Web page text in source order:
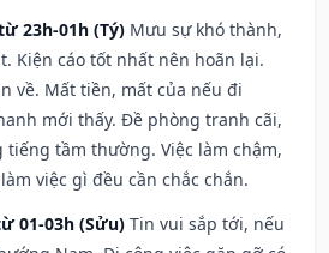
23h-01h (Tý) Mưu sự khó thành,
Kiện cáo tốt nhất nên hoãn lại.
về. Mất tiền, mất của nếu đi
mới thấy. Đề phòng tranh cãi,
tiếng tầm thường. Việc làm chậm,
việc gì đều cần chắc chắn.
01-03h (Sửu) Tin vui sắp tới, nếu